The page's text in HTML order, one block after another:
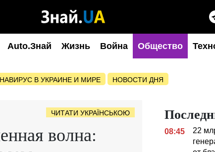
Auto.Знай Жизнь Война Общество
В УКРАИНЕ И МИРЕ НОВОСТИ ДНЯ
ЧИТАТИ УКРАЇНСЬКОЮ
волна:
08:45
22